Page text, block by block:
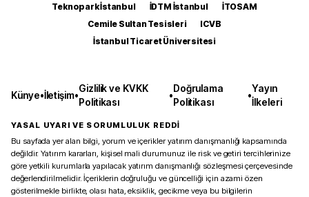
Teknopark İstanbul
İDTM İstanbul
İTOSAM
Cemile Sultan Tesisleri
ICVB
İstanbul Ticaret Üniversitesi
Künye•İletişim•
Gizlilik ve KVKK
Politikası
•
Doğrulama
Politikası
•
Yayın
İlkeleri
YASAL UYARI VE SORUMLULUK REDDİ
Bu sayfada yer alan bilgi, yorum ve içerikler yatırım danışmanlığı kapsamında
değildir. Yatırım kararları, kişisel mali durumunuz ile risk ve getiri tercihlerinize
göre yetkili kurumlarla yapılacak yatırım danışmanlığı sözleşmesi çerçevesinde
değerlendirilmelidir. İçeriklerin doğruluğu ve güncelliği için azami özen
gösterilmekle birlikte, olası hata, eksiklik, gecikme veya bu bilgilerin